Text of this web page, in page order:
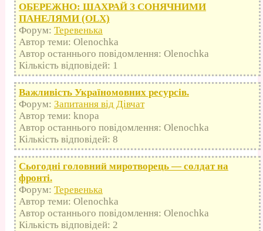
ОБЕРЕЖНО: ШАХРАЙ З СОНЯЧНИМИ
ПАНЕЛЯМИ (OLX)
Форум: Теревенька
Автор теми: Olenochka
Автор останнього повідомлення: Olenochka
Кількість відповідей: 1
Важливість Україномовних ресурсів.
Форум: Запитання від Дівчат
Автор теми: knopa
Автор останнього повідомлення: Olenochka
Кількість відповідей: 8
Сьогодні головний миротворець — солдат на
фронті.
Форум: Теревенька
Автор теми: Olenochka
Автор останнього повідомлення: Olenochka
Кількість відповідей: 2